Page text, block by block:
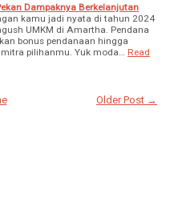
Dampaknya Berkelanjutan
kamu jadi nyata di tahun 2024
UMKM di Amartha. Pendana
bonus pendanaan hingga
pilihanmu. Yuk moda…
Read
Older Post →